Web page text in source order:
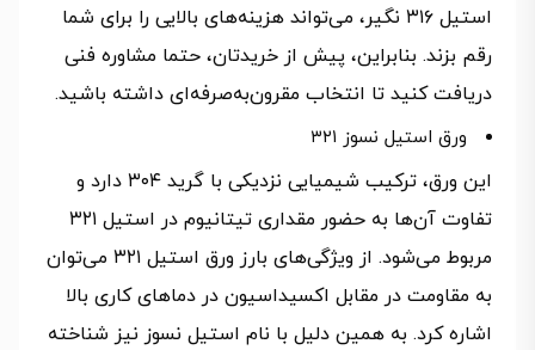
استیل ۳۱۶ نگیر، می‌تواند هزینه‌های بالایی را برای شما
رقم بزند. بنابراین، پیش از خریدتان، حتما مشاوره فنی
دریافت کنید تا انتخاب مقرون‌به‌صرفه‌ای داشته باشید.
ورق استیل نسوز ۳۲۱
این ورق، ترکیب شیمیایی نزدیکی با گرید ۳۰۴ دارد و
تفاوت آن‌ها به حضور مقداری تیتانیوم در استیل ۳۲۱
مربوط می‌شود. از ویژگی‌های بارز ورق استیل ۳۲۱ می‌توان
به مقاومت در مقابل اکسیداسیون در دماهای کاری بالا
اشاره کرد. به همین دلیل با نام استیل نسوز نیز شناخته